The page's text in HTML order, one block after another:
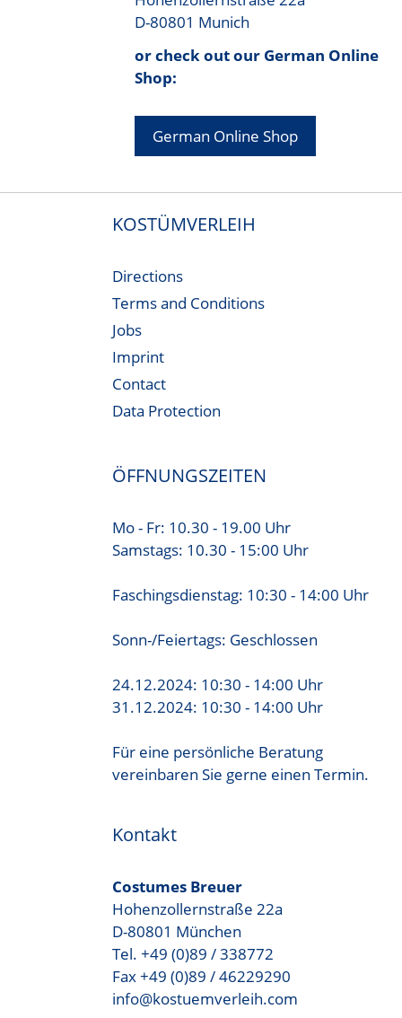
D-80801 Munich
or check out our German Online
Shop:
German Online Shop
KOSTÜMVERLEIH
Directions
Terms and Conditions
Jobs
Imprint
Contact
Data Protection
ÖFFNUNGSZEITEN
Mo - Fr: 10.30 - 19.00 Uhr
Samstags: 10.30 - 15:00 Uhr
Faschingsdienstag: 10:30 - 14:00 Uhr
Sonn-/Feiertags: Geschlossen
24.12.2024: 10:30 - 14:00 Uhr
31.12.2024: 10:30 - 14:00 Uhr
Für eine persönliche Beratung
vereinbaren Sie gerne einen Termin.
Kontakt
Costumes Breuer
Hohenzollernstraße 22a
D-80801 München
Tel. +49 (0)89 / 338772
Fax +49 (0)89 / 46229290
info@kostuemverleih.com